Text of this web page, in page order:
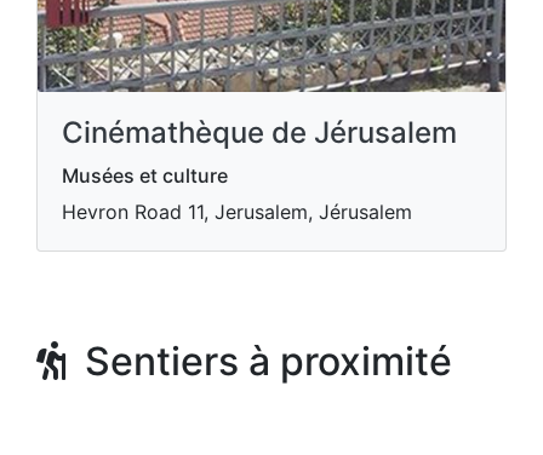
Cinémathèque de Jérusalem
Musées et culture
Hevron Road 11, Jerusalem, Jérusalem
Sentiers à proximité